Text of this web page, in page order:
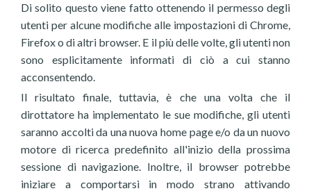
Di solito questo viene fatto ottenendo il permesso degli
utenti per alcune modifiche alle impostazioni di Chrome,
Firefox o di altri browser. E il più delle volte, gli utenti non
sono esplicitamente informati di ciò a cui stanno
acconsentendo.
Il risultato finale, tuttavia, è che una volta che il
dirottatore ha implementato le sue modifiche, gli utenti
saranno accolti da una nuova home page e/o da un nuovo
motore di ricerca predefinito all'inizio della prossima
sessione di navigazione. Inoltre, il browser potrebbe
iniziare a comportarsi in modo strano attivando